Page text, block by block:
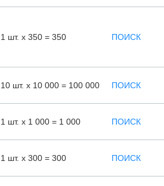
1 шт. х 350 = 350 ПОИСК
10 шт. х 10 000 = 100 000 ПОИСК
1 шт. х 1 000 = 1 000 ПОИСК
1 шт. х 300 = 300 ПОИСК